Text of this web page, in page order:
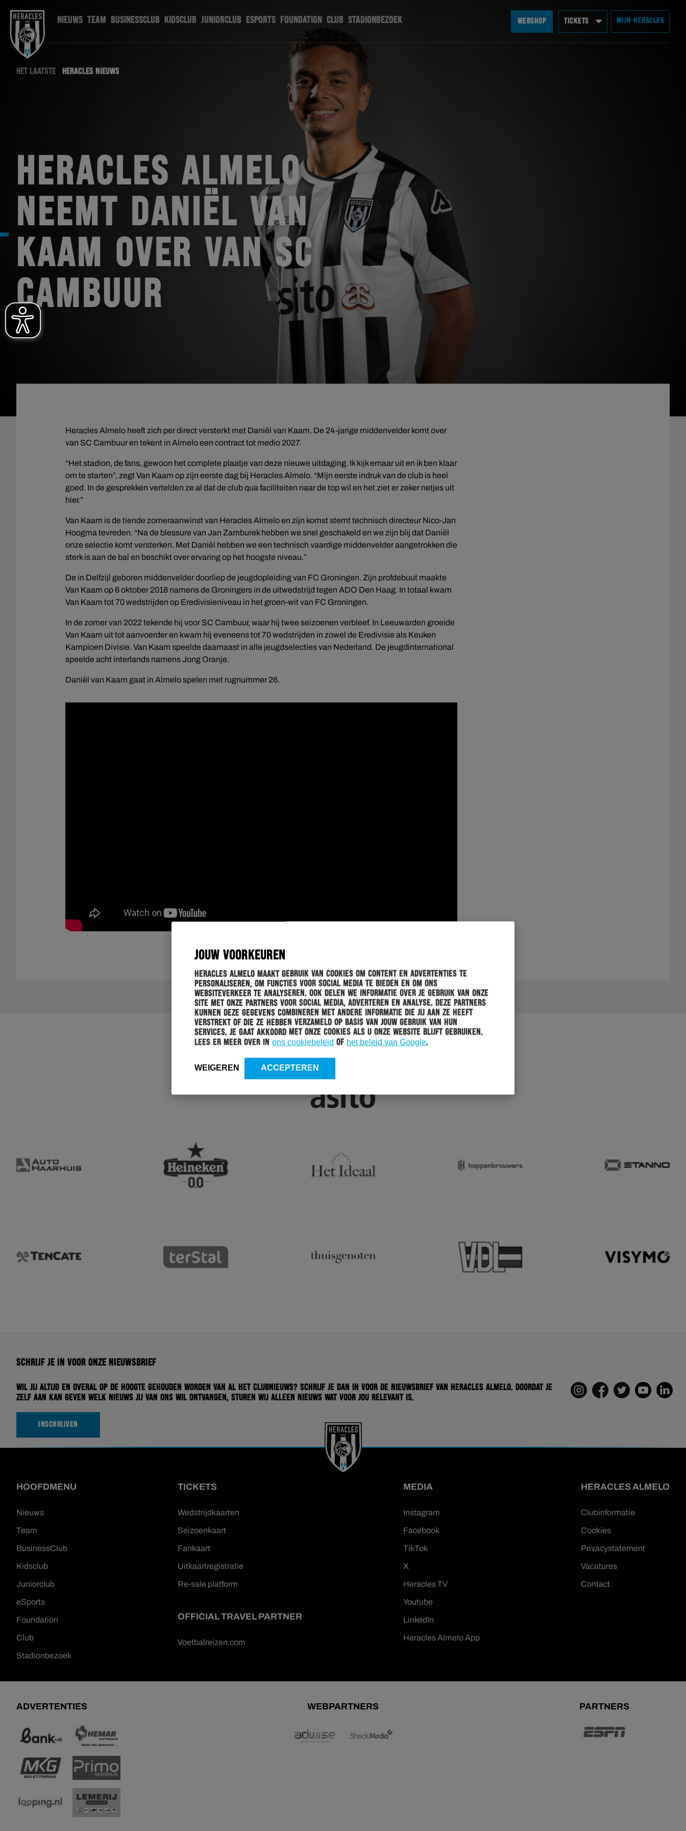
JOUW VOORKEUREN
Heracles Almelo maakt gebruik van cookies om content en advertenties te
personaliseren, om functies voor social media te bieden en om ons
websiteverkeer te analyseren. Ook delen we informatie over je gebruik van onze
site met onze partners voor social media, adverteren en analyse. Deze partners
kunnen deze gegevens combineren met andere informatie die jij aan ze heeft
verstrekt of die ze hebben verzameld op basis van jouw gebruik van hun
services. Je gaat akkoord met onze cookies als u onze website blijft gebruiken.
Lees er meer over in ons cookiebeleid of het beleid van Google.
WEIGEREN ACCEPTEREN
NIEUWS TEAM BUSINESSCLUB KIDSCLUB JUNIORCLUB ESPORTS FOUNDATION CLUB STADIONBEZOEK WEBSHOP TICKETS MIJN HERACLES
HET LAATSTE HERACLES NIEUWS
HERACLES ALMELO
NEEMT DANIËL VAN
KAAM OVER VAN SC
CAMBUUR
Heracles Almelo heeft zich per direct versterkt met Daniël van Kaam. De 24-jarige middenvelder komt over
van SC Cambuur en tekent in Almelo een contract tot medio 2027.
“Het stadion, de fans, gewoon het complete plaatje van deze nieuwe uitdaging. Ik kijk ernaar uit en ik ben klaar
om te starten”, zegt Van Kaam op zijn eerste dag bij Heracles Almelo. “Mijn eerste indruk van de club is heel
goed. In de gesprekken vertelden ze al dat de club qua faciliteiten naar de top wil en het ziet er zeker netjes uit
hier.”
Van Kaam is de tiende zomeraanwinst van Heracles Almelo en zijn komst stemt technisch directeur Nico-Jan
Hoogma tevreden. “Na de blessure van Jan Zamburek hebben we snel geschakeld en we zijn blij dat Daniël
onze selectie komt versterken. Met Daniël hebben we een technisch vaardige middenvelder aangetrokken die
sterk is aan de bal en beschikt over ervaring op het hoogste niveau.”
De in Delfzijl geboren middenvelder doorliep de jeugdopleiding van FC Groningen. Zijn profdebuut maakte
Van Kaam op 6 oktober 2018 namens de Groningers in de uitwedstrijd tegen ADO Den Haag. In totaal kwam
Van Kaam tot 70 wedstrijden op Eredivisieniveau in het groen-wit van FC Groningen.
In de zomer van 2022 tekende hij voor SC Cambuur, waar hij twee seizoenen verbleef. In Leeuwarden groeide
Van Kaam uit tot aanvoerder en kwam hij eveneens tot 70 wedstrijden in zowel de Eredivisie als Keuken
Kampioen Divisie. Van Kaam speelde daarnaast in alle jeugdselecties van Nederland. De jeugdinternational
speelde acht interlands namens Jong Oranje.
Daniël van Kaam gaat in Almelo spelen met rugnummer 26.
Schrijf je in voor onze nieuwsbrief
Wil jij altijd en overal op de hoogte gehouden worden van al het clubnieuws? Schrijf je dan in voor de nieuwsbrief van Heracles Almelo. Doordat je
zelf aan kan geven welk nieuws jij van ons wil ontvangen, sturen wij alleen nieuws wat voor jou relevant is.
INSCHRIJVEN
HOOFDMENU
Nieuws
Team
BusinessClub
Kidsclub
Juniorclub
eSports
Foundation
Club
Stadionbezoek
TICKETS
Wedstrijdkaarten
Seizoenkaart
Fankaart
Uitkaartregistratie
Re-sale platform
OFFICIAL TRAVEL PARTNER
Voetbalreizen.com
MEDIA
Instagram
Facebook
TikTok
X
Heracles TV
Youtube
LinkedIn
Heracles Almelo App
HERACLES ALMELO
Clubinformatie
Cookies
Privacystatement
Vacatures
Contact
ADVERTENTIES WEBPARTNERS PARTNERS